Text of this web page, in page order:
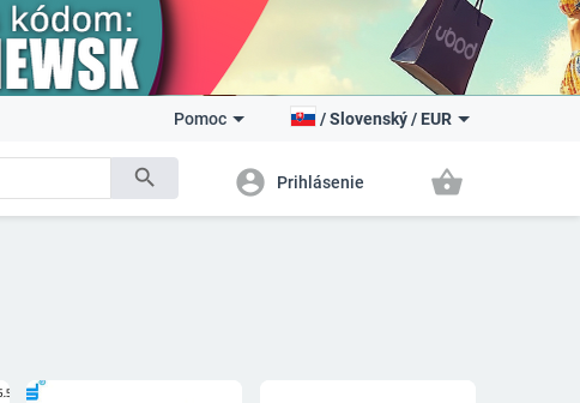
search
Pomoc /Slovenský/ EUR
account_circle Prihlásenie shopping_basket